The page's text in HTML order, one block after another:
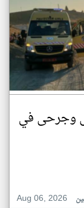
وجرحى في
Aug 06, 2026